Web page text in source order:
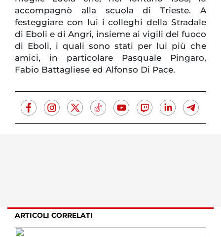
accompagnò alla scuola di Trieste. A
festeggiare con lui i colleghi della Stradale
di Eboli e di Angri, insieme ai vigili del fuoco
di Eboli, i quali sono stati per lui più che
amici, in particolare Pasquale Pingaro,
Fabio Battagliese ed Alfonso Di Pace.
ARTICOLI CORRELATI